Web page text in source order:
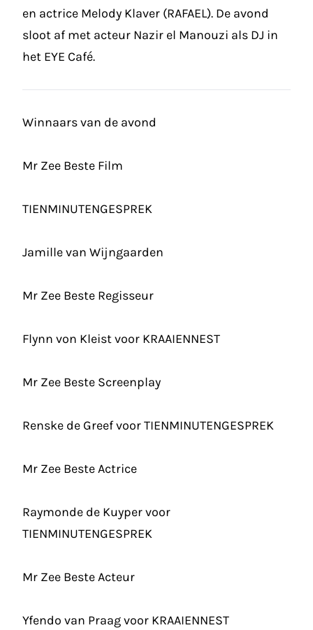
en actrice Melody Klaver (RAFAEL). De avond
sloot af met acteur Nazir el Manouzi als DJ in
het EYE Café.
Winnaars van de avond
Mr Zee Beste Film
TIENMINUTENGESPREK
Jamille van Wijngaarden
Mr Zee Beste Regisseur
Flynn von Kleistvoor KRAAIENNEST
Mr Zee Beste Screenplay
Renske de Greefvoor TIENMINUTENGESPREK
Mr Zee Beste Actrice
Raymonde de Kuypervoor
TIENMINUTENGESPREK
Mr Zee Beste Acteur
Yfendo van Praagvoor KRAAIENNEST